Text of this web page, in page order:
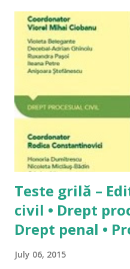
straniu să îmi editez
Materiale de studiu pentru
coduri pentru examenul de
întrebarea pe care o
blog. Întrebarea este
față încercarea unui examen
tocmai în acest moment
”principal” de pregătire al
este reală, însă nu...
Teste grilă –
civil • Drept
Drept penal •
July 06, 2015